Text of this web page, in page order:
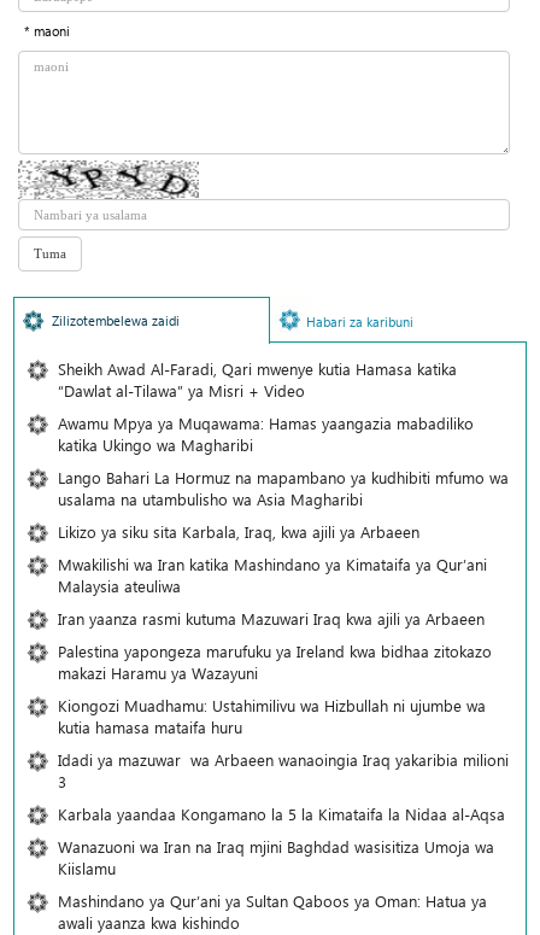
* maoni
Zilizotembelewa zaidi Habari za karibuni
Sheikh Awad Al-Faradi, Qari mwenye kutia Hamasa katika
“Dawlat al-Tilawa” ya Misri + Video
Awamu Mpya ya Muqawama: Hamas yaangazia mabadiliko
katika Ukingo wa Magharibi
Lango Bahari La Hormuz na mapambano ya kudhibiti mfumo wa
usalama na utambulisho wa Asia Magharibi
Likizo ya siku sita Karbala, Iraq, kwa ajili ya Arbaeen
Mwakilishi wa Iran katika Mashindano ya Kimataifa ya Qur’ani
Malaysia ateuliwa
Iran yaanza rasmi kutuma Mazuwari Iraq kwa ajili ya Arbaeen
Palestina yapongeza marufuku ya Ireland kwa bidhaa zitokazo
makazi Haramu ya Wazayuni
Kiongozi Muadhamu: Ustahimilivu wa Hizbullah ni ujumbe wa
kutia hamasa mataifa huru
Idadi ya mazuwar wa Arbaeen wanaoingia Iraq yakaribia milioni
3
Karbala yaandaa Kongamano la 5 la Kimataifa la Nidaa al-Aqsa
Wanazuoni wa Iran na Iraq mjini Baghdad wasisitiza Umoja wa
Kiislamu
Mashindano ya Qur’ani ya Sultan Qaboos ya Oman: Hatua ya
awali yaanza kwa kishindo